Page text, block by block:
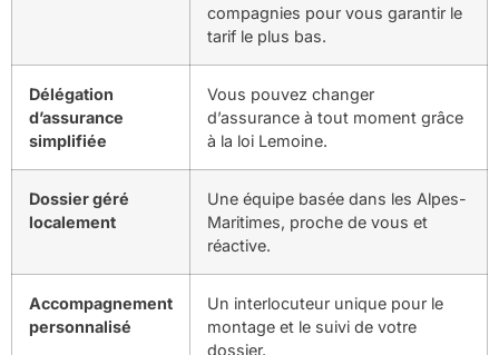
compagnies pour vous garantir le
tarif le plus bas.
Délégation
d’assurance
simplifiée
Vous pouvez changer
d’assurance à tout moment grâce
à la loi Lemoine.
Dossier géré
localement
Une équipe basée dans les Alpes-
Maritimes, proche de vous et
réactive.
Accompagnement
personnalisé
Un interlocuteur unique pour le
montage et le suivi de votre
dossier.